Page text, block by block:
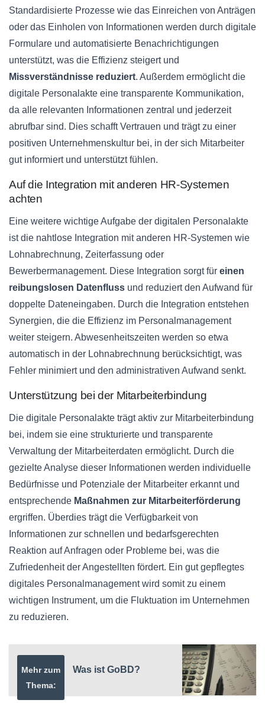
Standardisierte Prozesse wie das Einreichen von Anträgen
oder das Einholen von Informationen werden durch digitale
Formulare und automatisierte Benachrichtigungen
unterstützt, was die Effizienz steigert und
Missverständnisse reduziert. Außerdem ermöglicht die
digitale Personalakte eine transparente Kommunikation,
da alle relevanten Informationen zentral und jederzeit
abrufbar sind. Dies schafft Vertrauen und trägt zu einer
positiven Unternehmenskultur bei, in der sich Mitarbeiter
gut informiert und unterstützt fühlen.
Auf die Integration mit anderen HR-Systemen
achten
Eine weitere wichtige Aufgabe der digitalen Personalakte
ist die nahtlose Integration mit anderen HR-Systemen wie
Lohnabrechnung, Zeiterfassung oder
Bewerbermanagement. Diese Integration sorgt für einen
reibungslosen Datenfluss und reduziert den Aufwand für
doppelte Dateneingaben. Durch die Integration entstehen
Synergien, die die Effizienz im Personalmanagement
weiter steigern. Abwesenheitszeiten werden so etwa
automatisch in der Lohnabrechnung berücksichtigt, was
Fehler minimiert und den administrativen Aufwand senkt.
Unterstützung bei der Mitarbeiterbindung
Die digitale Personalakte trägt aktiv zur Mitarbeiterbindung
bei, indem sie eine strukturierte und transparente
Verwaltung der Mitarbeiterdaten ermöglicht. Durch die
gezielte Analyse dieser Informationen werden individuelle
Bedürfnisse und Potenziale der Mitarbeiter erkannt und
entsprechende Maßnahmen zur Mitarbeiterförderung
ergriffen. Überdies trägt die Verfügbarkeit von
Informationen zur schnellen und bedarfsgerechten
Reaktion auf Anfragen oder Probleme bei, was die
Zufriedenheit der Angestellten fördert. Ein gut gepflegtes
digitales Personalmanagement wird somit zu einem
wichtigen Instrument, um die Fluktuation im Unternehmen
zu reduzieren.
Mehr zum
Thema:
Was ist GoBD?